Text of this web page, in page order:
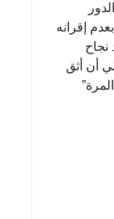
إقرانه
نجاح
أن أثق